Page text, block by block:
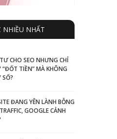
NHIỀU NHẤT
CHO SEO NHƯNG CHỈ
“ĐỐT TIỀN” MÀ KHÔNG
SỐ?
ĐANG YÊN LÀNH BỖNG
GOOGLE CẢNH